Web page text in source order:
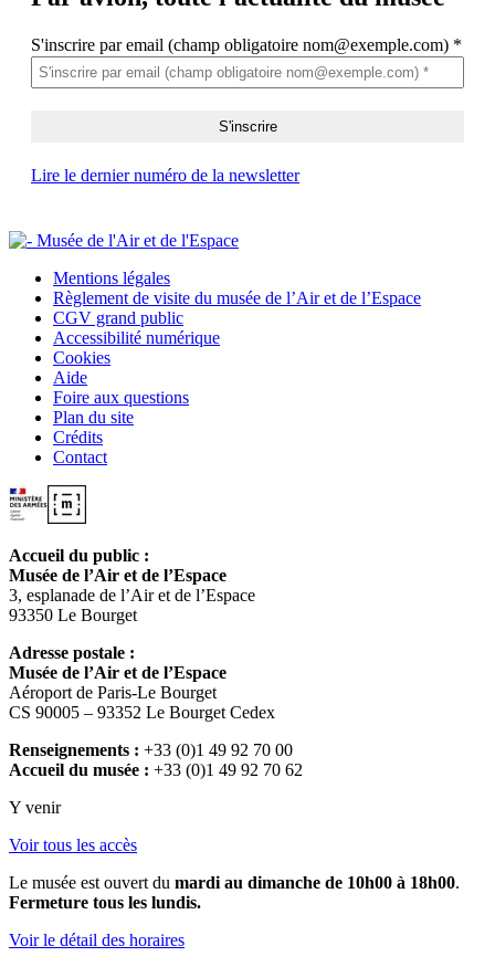
S'inscrire par email (champ obligatoire nom@exemple.com) *
Lire le dernier numéro de la newsletter
Mentions légales
Règlement de visite du musée de l’Air et de l’Espace
CGV grand public
Accessibilité numérique
Cookies
Aide
Foire aux questions
Plan du site
Crédits
Contact
Accueil du public :
Musée de l’Air et de l’Espace
3, esplanade de l’Air et de l’Espace
93350 Le Bourget
Adresse postale :
Musée de l’Air et de l’Espace
Aéroport de Paris-Le Bourget
CS 90005 – 93352 Le Bourget Cedex
Renseignements : +33 (0)1 49 92 70 00
Accueil du musée : +33 (0)1 49 92 70 62
Y venir
Voir tous les accès
Le musée est ouvert du mardi au dimanche de 10h00 à 18h00.
Fermeture tous les lundis.
Voir le détail des horaires